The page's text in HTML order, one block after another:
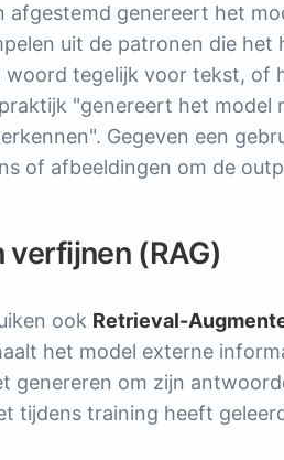
afgestemd genereert het
uit de patronen die het
woord tegelijk voor tekst, of
"genereert het model
Gegeven een
of afbeeldingen om de
verfijnen (RAG)
ook Retrieval-
het model externe
genereren om zijn
tijdens training heeft